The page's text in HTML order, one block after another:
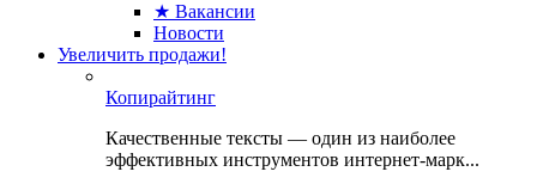
★ Вакансии
Новости
Увеличить продажи!
Копирайтинг
Качественные тексты — один из наиболее
эффективных инструментов интернет-марк...